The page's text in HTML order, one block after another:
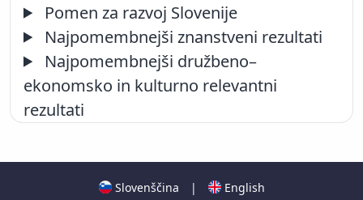
Pomen za razvoj Slovenije
Najpomembnejši znanstveni rezultati
Najpomembnejši družbeno–
ekonomsko in kulturno relevantni
rezultati
Slovenščina | English